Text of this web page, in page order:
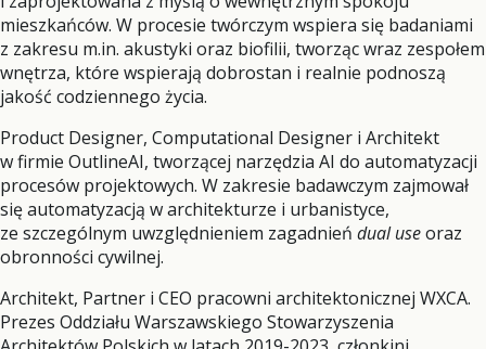
mieszkańców. W procesie twórczym wspiera się badaniami
z zakresu m.in. akustyki oraz biofilii, tworząc wraz zespołem
wnętrza, które wspierają dobrostan i realnie podnoszą
jakość codziennego życia.
Product Designer, Computational Designer i Architekt
w firmie OutlineAI, tworzącej narzędzia AI do automatyzacji
procesów projektowych. W zakresie badawczym zajmował
się automatyzacją w architekturze i urbanistyce,
ze szczególnym uwzględnieniem zagadnień dual useoraz
obronności cywilnej.
Architekt, Partner i CEO pracowni architektonicznej WXCA.
Prezes Oddziału Warszawskiego Stowarzyszenia